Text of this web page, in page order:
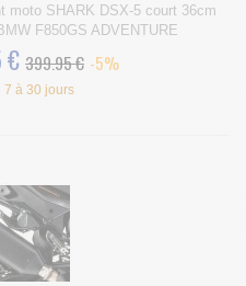
moto SHARK DSX-5 court 36cm
F850GS ADVENTURE
€ 399.95 € -5%
7 à 30 jours